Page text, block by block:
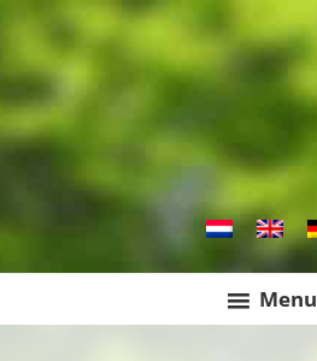
Zur
Hauptnavigation
springen
Zum
Inhalt
springen
Zur
Seitenspalte
springen
Menu